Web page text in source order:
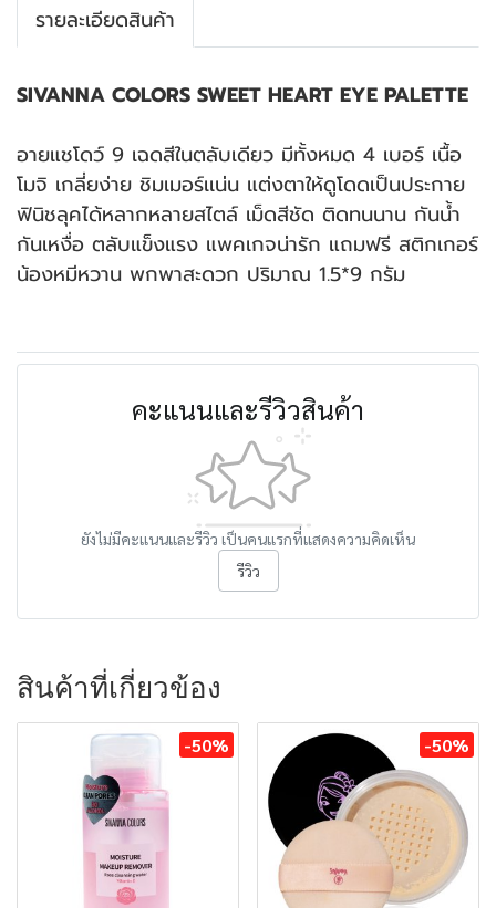
รายละเอียดสินค้า
SIVANNA COLORS SWEET HEART EYE PALETTE
อายแชโดว์ 9 เฉดสีในตลับเดียว มีทั้งหมด 4 เบอร์ เนื้อ
โมจิ เกลี่ยง่าย ชิมเมอร์เเน่น แต่งตาให้ดูโดดเป็นประกาย
ฟินิชลุคได้หลากหลายสไตล์ เม็ดสีชัด ติดทนนาน กันน้ำ
กันเหงื่อ ตลับแข็งแรง แพคเกจน่ารัก แถมฟรี สติกเกอร์
น้องหมีหวาน พกพาสะดวก ปริมาณ 1.5*9 กรัม
คะแนนและรีวิวสินค้า
ยังไม่มีคะแนนและรีวิว เป็นคนแรกที่แสดงความคิดเห็น
รีวิว
สินค้าที่เกี่ยวข้อง
-50% -50%